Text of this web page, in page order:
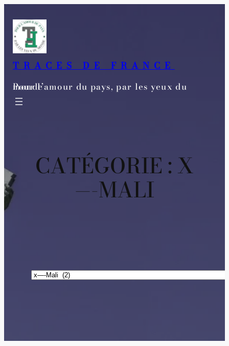
contenu
TRACES DE FRANCE
Pour l’amour du pays, par les yeux du monde
CATÉGORIE : X
—-MALI
Catégories